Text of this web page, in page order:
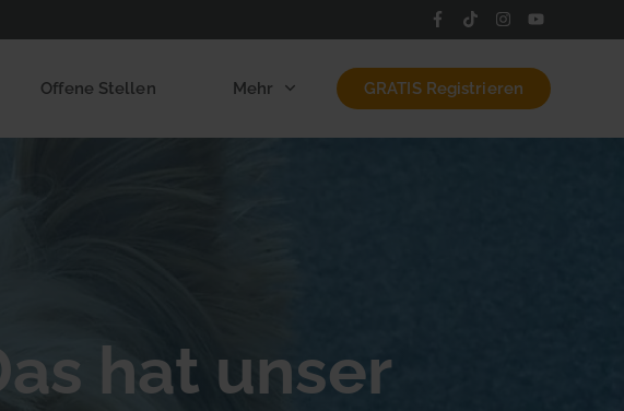
Offene Stellen Mehr GRATIS Registrieren
hat unser